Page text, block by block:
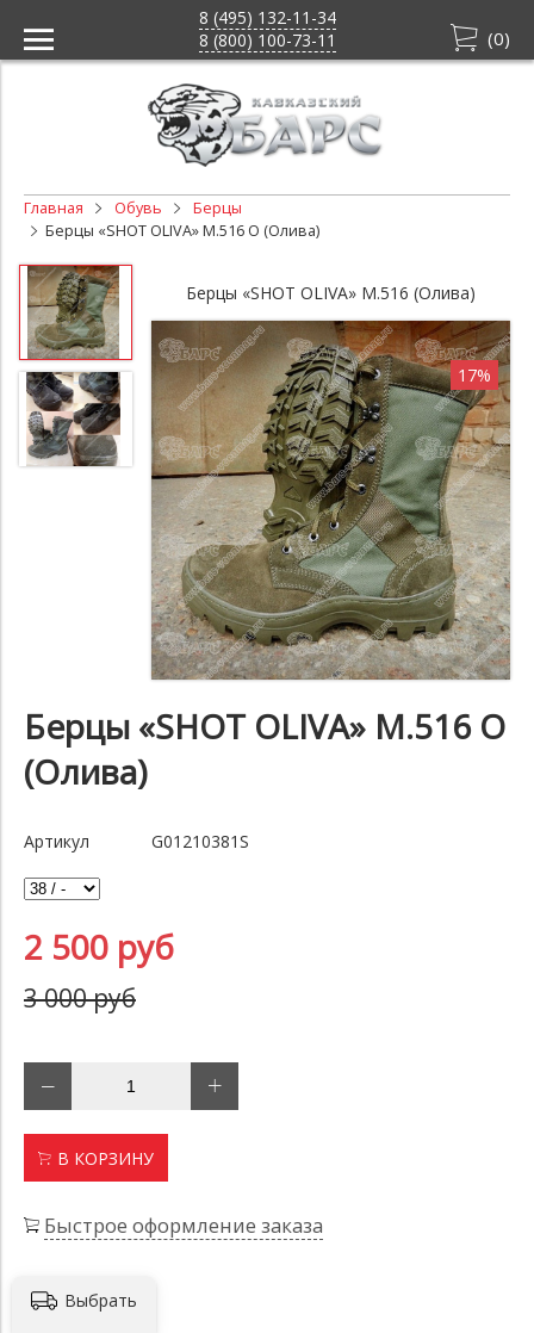
8 (495) 132-11-34
8 (800) 100-73-11
(0)
Главная Обувь
Берцы
Берцы «SHOT OLIVA» M.516 O (Олива)
17%
Берцы «SHOT OLIVA» M.516 (Олива)
Берцы «SHOT OLIVA» M.516 O
(Олива)
Артикул G01210381S
2 500 руб
3 000 руб
В КОРЗИНУ
Быстрое оформление заказа
Выбрать